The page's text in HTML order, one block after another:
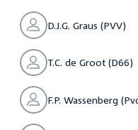
D.J.G. Graus (PVV)
T.C. de Groot (D66)
F.P. Wassenberg